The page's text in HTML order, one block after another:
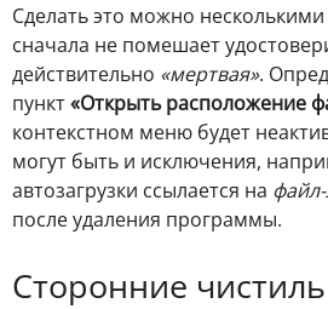
Сделать это можно
сначала не помешает
действительно «мертвая».
пункт«Открыть расположение
контекстном меню будет
могут быть и исключения,
автозагрузки ссылается на
после удаления программы.
Сторонние